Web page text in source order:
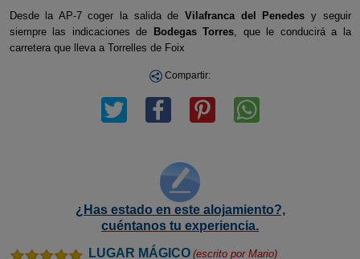
Desde la AP-7 coger la salida de Vilafranca del Penedes y seguir
siempre las indicaciones de
Bodegas Torres, que le conducirá a la
carretera que lleva a Torrelles de Foix
Compartir:
¿Has estado en este alojamiento?,
cuéntanos tu experiencia.
LUGAR MÁGICO (escrito por Mario)